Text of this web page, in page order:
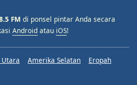
FM di ponsel pintar Anda secara
Android atau iOS!
Amerika Selatan
Eropah